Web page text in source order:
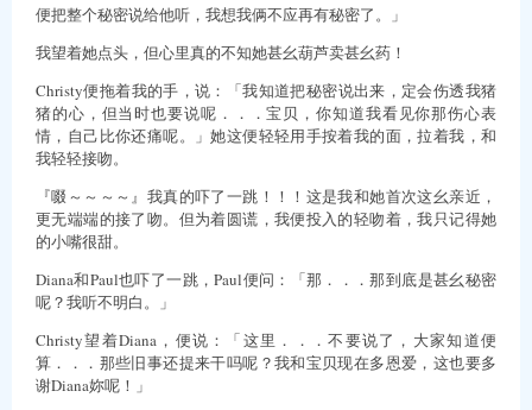
便把整个秘密说给他听，我想我俩不应再有秘密了。」
我望着她点头，但心里真的不知她甚幺葫芦卖甚幺药！
Christy便拖着我的手，说：「我知道把秘密说出来，定会伤透我猪
猪的心，但当时也要说呢．．．宝贝，你知道我看见你那伤心表
情，自己比你还痛呢。」她这便轻轻用手按着我的面，拉着我，和
我轻轻接吻。
『啜～～～～』我真的吓了一跳！！！这是我和她首次这幺亲近，
更无端端的接了吻。但为着圆谎，我便投入的轻吻着，我只记得她
的小嘴很甜。
Diana和Paul也吓了一跳，Paul便问：「那．．．那到底是甚幺秘密
呢？我听不明白。」
Christy望着Diana，便说：「这里．．．不要说了，大家知道便
算．．．那些旧事还提来干吗呢？我和宝贝现在多恩爱，这也要多
谢Diana妳呢！」